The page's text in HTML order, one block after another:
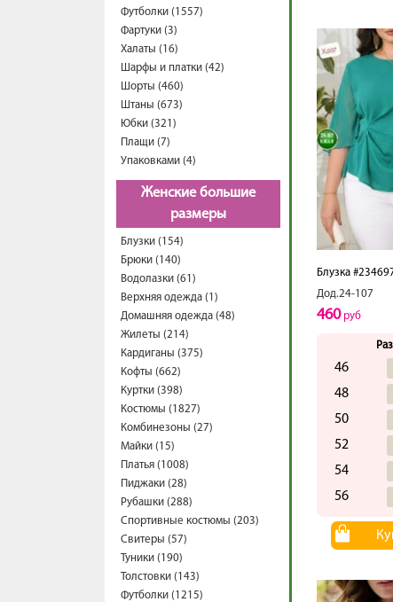
Футболки (1557)
Фартуки (3)
Халаты (16)
Шарфы и платки (42)
Шорты (460)
Штаны (673)
Юбки (321)
Плащи (7)
Упаковками (4)
Женские большие
размеры
Блузки (154)
Брюки (140)
Водолазки (61)
Верхняя одежда (1)
Домашняя одежда (48)
Жилеты (214)
Кардиганы (375)
Кофты (662)
Куртки (398)
Костюмы (1827)
Комбинезоны (27)
Майки (15)
Платья (1008)
Пиджаки (28)
Рубашки (288)
Спортивные костюмы (203)
Свитеры (57)
Туники (190)
Толстовки (143)
Футболки (1215)
Блузка
Дод.24-107
460руб
46
48
50
52
54
56